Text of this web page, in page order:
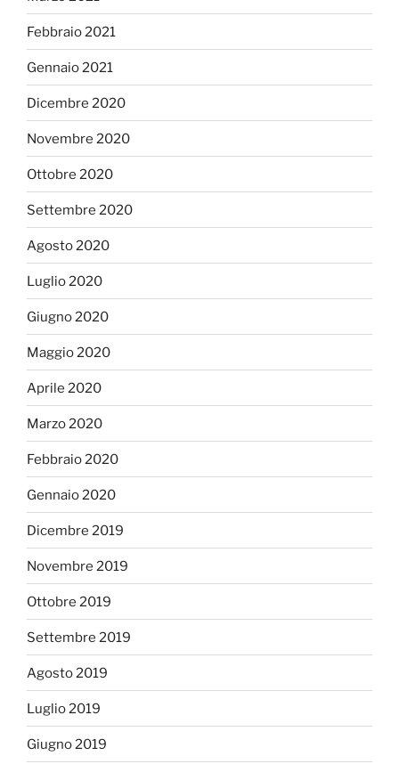
Febbraio 2021
Gennaio 2021
Dicembre 2020
Novembre 2020
Ottobre 2020
Settembre 2020
Agosto 2020
Luglio 2020
Giugno 2020
Maggio 2020
Aprile 2020
Marzo 2020
Febbraio 2020
Gennaio 2020
Dicembre 2019
Novembre 2019
Ottobre 2019
Settembre 2019
Agosto 2019
Luglio 2019
Giugno 2019